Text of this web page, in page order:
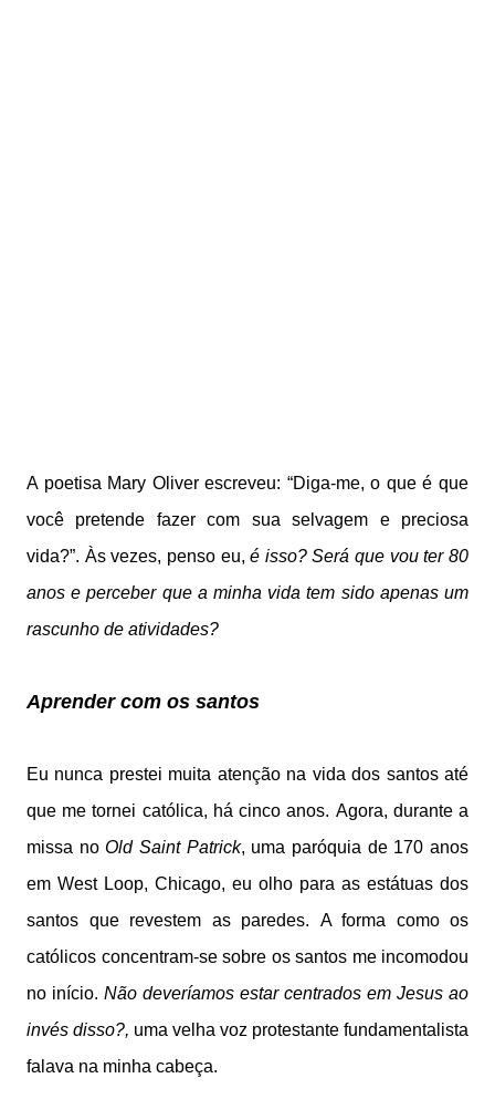
A poetisa Mary Oliver escreveu: “Diga-me, o que é que
você pretende fazer com sua selvagem e preciosa
vida?”. Às vezes, penso eu,é isso? Será que vou ter 80
anos e perceber que a minha vida tem sido apenas um
rascunho de atividades?
Aprender com os santos
Eu nunca prestei muita atenção na vida dos santos até
que me tornei católica, há cinco anos. Agora, durante a
missa noOld Saint Patrick, uma paróquia de 170 anos
em West Loop, Chicago, eu olho para as estátuas dos
santos que revestem as paredes. A forma como os
católicos concentram-se sobre os santos me incomodou
no início. Não deveríamos estar centrados em Jesus ao
invés disso?, uma velha voz protestante fundamentalista
falava na minha cabeça.